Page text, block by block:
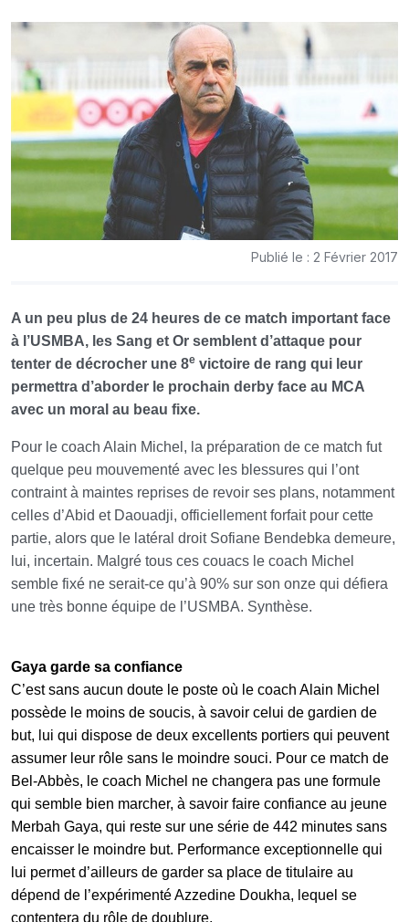
Publié le : 2 Février 2017
A un peu plus de 24 heures de ce match important face
à l’USMBA, les Sang et Or semblent d’attaque pour
tenter de décrocher une 8e victoire de rang qui leur
permettra d’aborder le prochain derby face au MCA
avec un moral au beau fixe.
Pour le coach Alain Michel, la préparation de ce match fut
quelque peu mouvementé avec les blessures qui l’ont
contraint à maintes reprises de revoir ses plans, notamment
celles d’Abid et Daouadji, officiellement forfait pour cette
partie, alors que le latéral droit Sofiane Bendebka demeure,
lui, incertain. Malgré tous ces couacs le coach Michel
semble fixé ne serait-ce qu’à 90% sur son onze qui défiera
une très bonne équipe de l’USMBA. Synthèse.
Gaya garde sa confiance
C’est sans aucun doute le poste où le coach Alain Michel
possède le moins de soucis, à savoir celui de gardien de
but, lui qui dispose de deux excellents portiers qui peuvent
assumer leur rôle sans le moindre souci. Pour ce match de
Bel-Abbès, le coach Michel ne changera pas une formule
qui semble bien marcher, à savoir faire confiance au jeune
Merbah Gaya, qui reste sur une série de 442 minutes sans
encaisser le moindre but. Performance exceptionnelle qui
lui permet d’ailleurs de garder sa place de titulaire au
dépend de l’expérimenté Azzedine Doukha, lequel se
contentera du rôle de doublure.